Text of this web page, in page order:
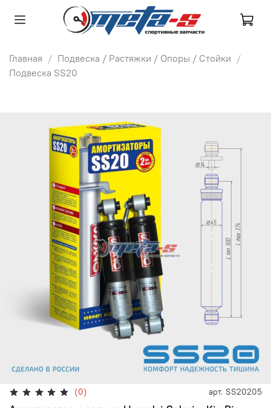
Главная
Подвеска / Растяжки / Опоры / Стойки
Подвеска SS20
(0) арт. SS20205